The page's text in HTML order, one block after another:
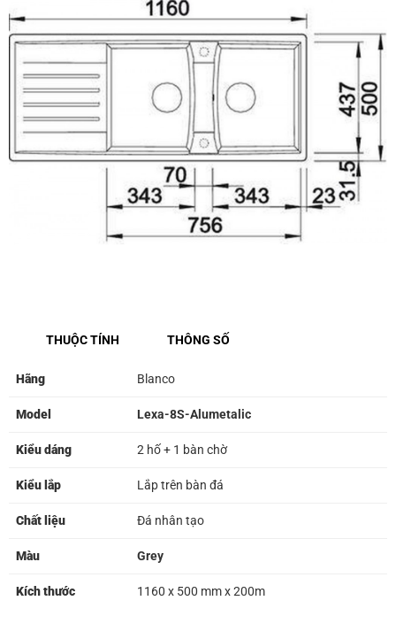
THUỘC TÍNH THÔNG SỐ
Hãng Blanco
Model Lexa-8S-Alumetalic
Kiểu dáng 2 hố + 1 bàn chờ
Kiểu lắp Lắp trên bàn đá
Chất liệu Đá nhân tạo
Màu Grey
Kích thước 1160 x 500 mm x 200m